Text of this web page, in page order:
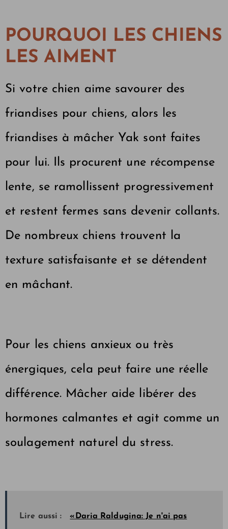
POURQUOI LES CHIENS
LES AIMENT
Si votre chien aime savourer des
friandises pour chiens, alors les
friandises à mâcher Yak sont faites
pour lui. Ils procurent une récompense
lente, se ramollissent progressivement
et restent fermes sans devenir collants.
De nombreux chiens trouvent la
texture satisfaisante et se détendent
en mâchant.
Pour les chiens anxieux ou très
énergiques, cela peut faire une réelle
différence. Mâcher aide libérer des
hormones calmantes et agit comme un
soulagement naturel du stress.
Lire aussi : «Daria Raldugina: Je n'ai pas